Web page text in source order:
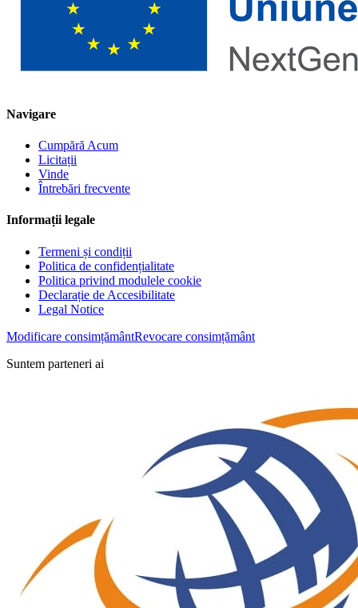
Navigare
Cumpără Acum
Licitații
Vinde
Întrebări frecvente
Informații legale
Termeni și condiții
Politica de confidențialitate
Politica privind modulele cookie
Declarație de Accesibilitate
Legal Notice
Modificare consimțământRevocare consimțământ
Suntem parteneri ai